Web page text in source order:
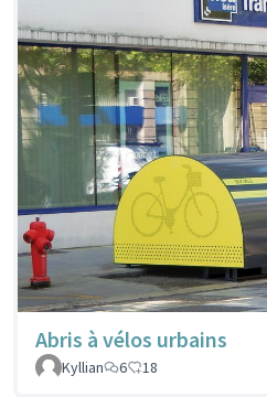
Abris à vélos urbains
Kyllian
6 18